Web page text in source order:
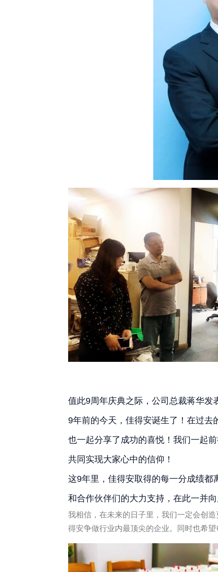
值此9周年庆典之际，公司总裁蒋华发
9年前的今天，佳得安诞生了！在过
也一起分享了成功的喜悦！我们一起
共同实现大家心中的信仰！
这9年里，佳得安取得的每一分成绩
和合作伙伴们的大力支持，在此一并
我相信，在未来的日子里，我们一定会创
得安争做行业内最顶尖的企业。同时也希